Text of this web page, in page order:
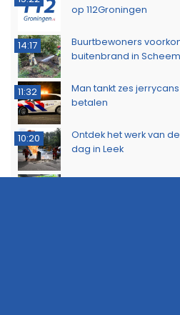
op 112Groningen
14:17
Buurtbewoners
buitenbrand in
11:32
Man tankt zes
betalen
10:20
Ontdek het werk van
dag in Leek
Extra